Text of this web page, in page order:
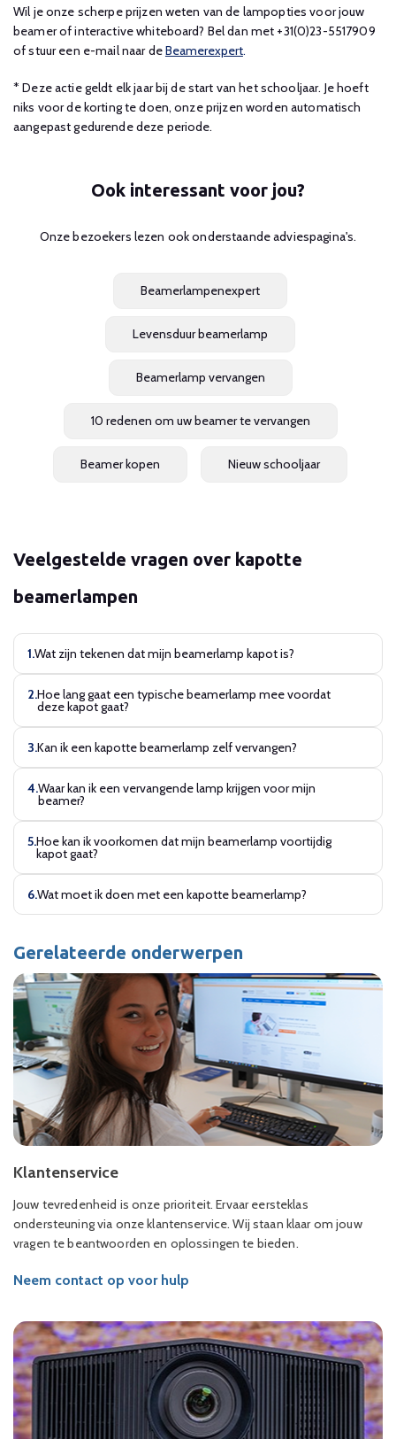
Wil je onze scherpe prijzen weten van de lampopties voor jouw
beamer of interactive whiteboard? Bel dan met +31(0)23-5517909
of stuur een e-mail naar deBeamerexpert.
* Deze actie geldt elk jaar bij de start van het schooljaar. Je hoeft
niks voor de korting te doen, onze prijzen worden automatisch
aangepast gedurende deze periode.
Ook interessant voor jou?
Onze bezoekers lezen ook onderstaande adviespagina's.
Beamerlampenexpert
Levensduur beamerlamp
Beamerlamp vervangen
10 redenen om uw beamer te vervangen
Beamer kopen Nieuw schooljaar
Veelgestelde vragen over kapotte
beamerlampen
Wat zijn tekenen dat mijn beamerlamp kapot is?
Hoe lang gaat een typische beamerlamp mee voordat
deze kapot gaat?
Kan ik een kapotte beamerlamp zelf vervangen?
Waar kan ik een vervangende lamp krijgen voor mijn
beamer?
Hoe kan ik voorkomen dat mijn beamerlamp voortijdig
kapot gaat?
Wat moet ik doen met een kapotte beamerlamp?
Gerelateerde onderwerpen
Klantenservice
Jouw tevredenheid is onze prioriteit. Ervaar eersteklas
ondersteuning via onze klantenservice. Wij staan klaar om jouw
vragen te beantwoorden en oplossingen te bieden.
Neem contact op voor hulp